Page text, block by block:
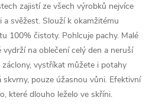
zajistí ze všech výrobků nejvíce
svěžest. Slouží k okamžitému
100% čistoty. Pohlcuje pachy. Malé
vydrží na oblečení celý den a neruší
vystříkat můžete i potahy
skvrny, pouze úžasnou vůni. Efektivní
které dlouho leželo ve skříni.